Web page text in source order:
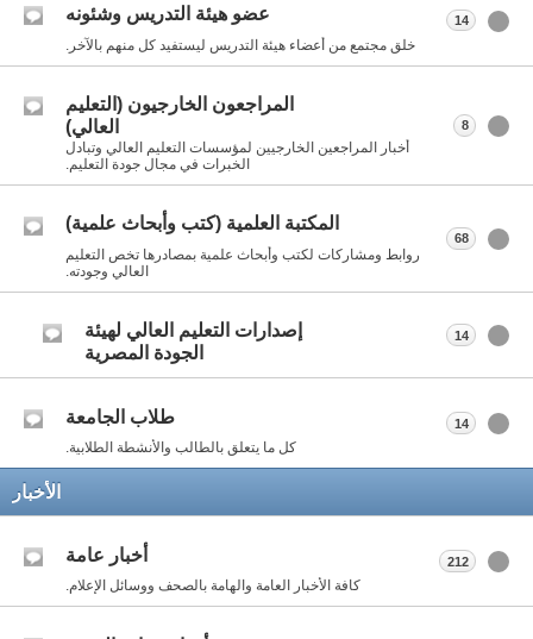
عضو هيئة التدريس وشئونه
خلق مجتمع من أعضاء هيئة التدريس ليستفيد كل منهم بالآخر.
14
المراجعون الخارجيون (التعليم
العالي)
أخبار المراجعين الخارجيين لمؤسسات التعليم العالي وتبادل
الخبرات في مجال جودة التعليم.
8
المكتبة العلمية (كتب وأبحاث علمية)
روابط ومشاركات لكتب وأبحاث علمية بمصادرها تخص التعليم
العالي وجودته.
68
إصدارات التعليم العالي لهيئة
الجودة المصرية
14
طلاب الجامعة
كل ما يتعلق بالطالب والأنشطة الطلابية.
14
الأخبار
أخبار عامة
كافة الأخبار العامة والهامة بالصحف ووسائل الإعلام.
212